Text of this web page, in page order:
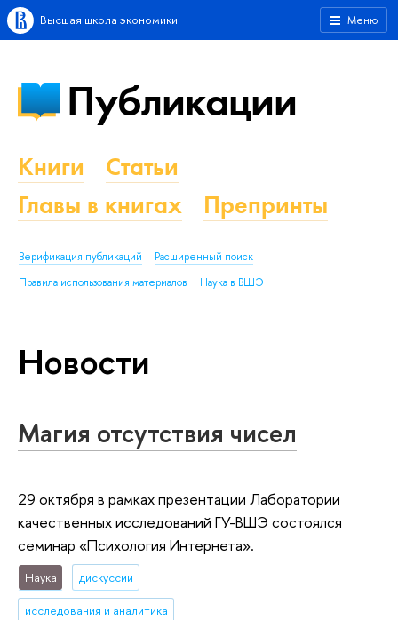
Меню
Высшая школа экономики
Публикации
Книги
Статьи
Главы в книгах
Препринты
Верификация публикаций
Расширенный поиск
Правила использования материалов
Наука в ВШЭ
Новости
Магия отсутствия чисел
29 октября в рамках презентации Лаборатории
качественных исследований ГУ-ВШЭ состоялся
семинар «Психология Интернета».
Наука дискуссии
исследования и аналитика